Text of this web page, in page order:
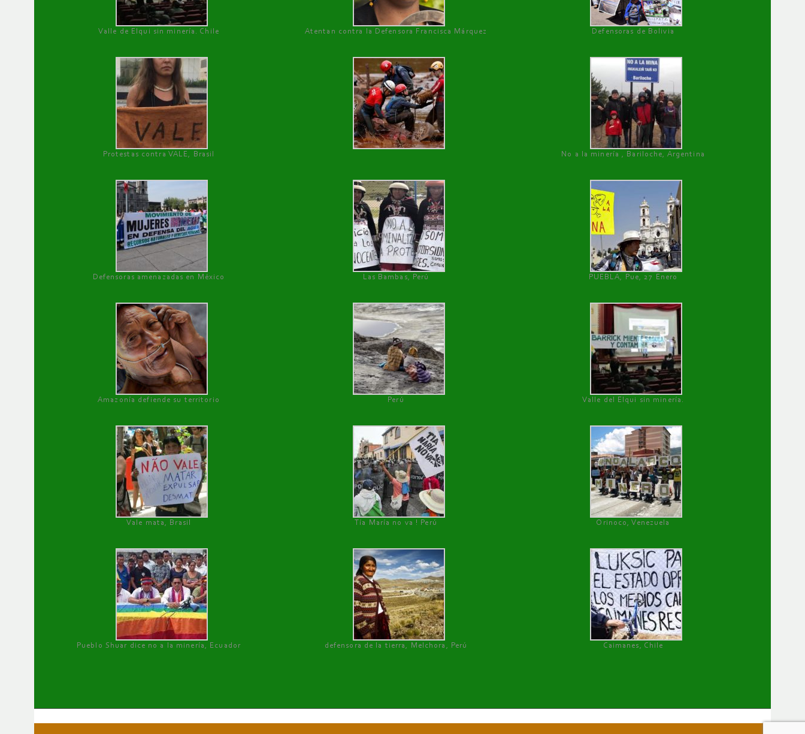
Valle de Elqui sin minería. Chile Atentan contra la Defensora Francisca Márquez Defensoras de Bolivia
Protestas contra VALE, Brasil No a la minería , Bariloche, Argentina
Defensoras amenazadas en México Las Bambas, Perú PUEBLA, Pue, 27 Enero
Amazonía defiende su territorio Perú Valle del Elqui sin minería.
Vale mata, Brasil Tía María no va ! Perú Orinoco, Venezuela
Pueblo Shuar dice no a la minería, Ecuador defensora de la tierra, Melchora, Perú Caimanes, Chile